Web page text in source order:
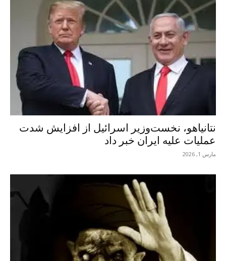
نتانیاهو، نخست‌وزیر اسرائیل از افزایش شدت
عملیات علیه ایران خبر داد
مارس 1, 2026